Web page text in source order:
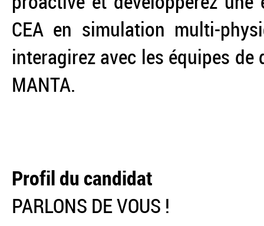
CEA en simulation multi-
interagirez avec les équipes
MANTA.
Profil du candidat
PARLONS DE VOUS !